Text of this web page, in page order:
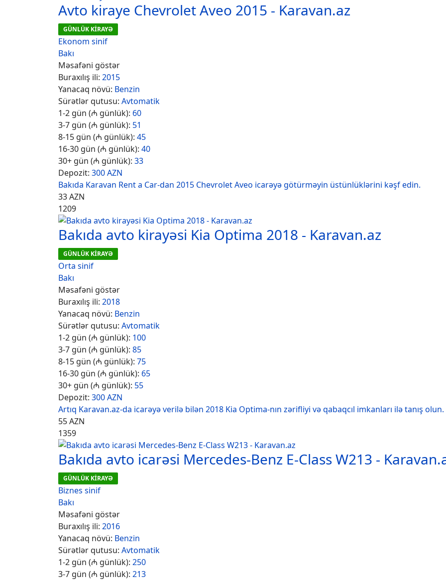
Avto kiraye Chevrolet Aveo 2015 - Karavan.az
GÜNLÜK KİRAYƏ
Ekonom sinif
Bakı
Məsafəni göstər
Buraxılış ili: 2015
Yanacaq növü: Benzin
Sürətlər qutusu: Avtomatik
1-2 gün (₼ günlük): 60
3-7 gün (₼ günlük): 51
8-15 gün (₼ günlük): 45
16-30 gün (₼ günlük): 40
30+ gün (₼ günlük): 33
Depozit: 300 AZN
Bakıda Karavan Rent a Car-dan 2015 Chevrolet Aveo icarəyə götürməyin üstünlüklərini kəşf edin.
33AZN
1209
Bakıda avto kirayəsi Kia Optima 2018 - Karavan.az
GÜNLÜK KİRAYƏ
Orta sinif
Bakı
Məsafəni göstər
Buraxılış ili: 2018
Yanacaq növü: Benzin
Sürətlər qutusu: Avtomatik
1-2 gün (₼ günlük): 100
3-7 gün (₼ günlük): 85
8-15 gün (₼ günlük): 75
16-30 gün (₼ günlük): 65
30+ gün (₼ günlük): 55
Depozit: 300 AZN
Artıq Karavan.az-da icarəyə verilə bilən 2018 Kia Optima-nın zərifliyi və qabaqcıl imkanları ilə tanış olun.
55AZN
1359
Bakıda avto icarəsi Mercedes-Benz E-Class W213 -
GÜNLÜK KİRAYƏ
Biznes sinif
Bakı
Məsafəni göstər
Buraxılış ili: 2016
Yanacaq növü: Benzin
Sürətlər qutusu: Avtomatik
1-2 gün (₼ günlük): 250
3-7 gün (₼ günlük): 213